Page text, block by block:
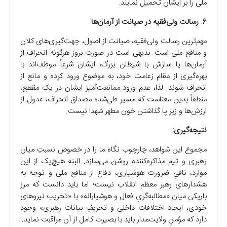
ملی را بر ایشان تحمیل نمایند.
۶. رسالت ولی‌فقیه در صیانت از آرمان‌ها
مهم‌ترین رسالت ولی‌فقیه، صیانت از اصول، جهت‌گیری‌های کلان
و منافع ملی است. بدیهی است در صورت بروز هرگونه انحراف از
آرمان‌ها یا سازش با شیطان بزرگ، ایشان شرعاً موظف‌اند با
بهره‌گیری از مقام زعامت خود، به موضوع ورود کرده و مانع از
انحراف شوند. لذا، عدم ورود ممانعت‌آمیز ایشان در یک مقطع،
منطقاً بدین معناست که مسیر طی‌شده مصداق انحراف، عدول از
ارزش‌ها و زیر پا گذاشتن خون مطهر شهدا نیست.
نتیجه‌گیری:
مجموع این شواهد، چارچوب نگاه ما را در خصوص نسبتِ میان
رهبری و تیم مذاکره‌کننده روشن می‌سازد. البته هیچ‌یک از این
موارد، نافیِ ضرورت هوشیاری، دفاع از منافع ملی و توجه به
هشدارهای رهبر معظم انقلاب نیست؛ اما باید دانست که مرز
باریکی میان «مطالبه‌گریِ فعال و هوشیارانه» با «تخریب نیروهای
خودی، ایجاد اختلافات داخلی و تحریفِ بیانات رهبری» وجود
دارد که مؤمنِ ولایت‌مدار باید با بصیرت کامل از آن مراقبت نماید.